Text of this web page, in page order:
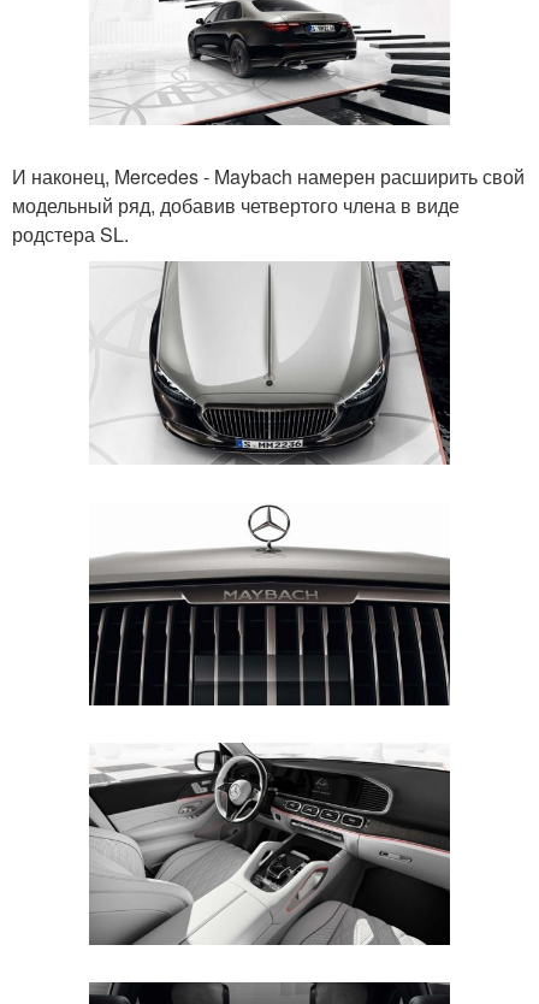
И наконец, Mercedes - Maybach намерен расширить свой
модельный ряд, добавив четвертого члена в виде
родстера SL.